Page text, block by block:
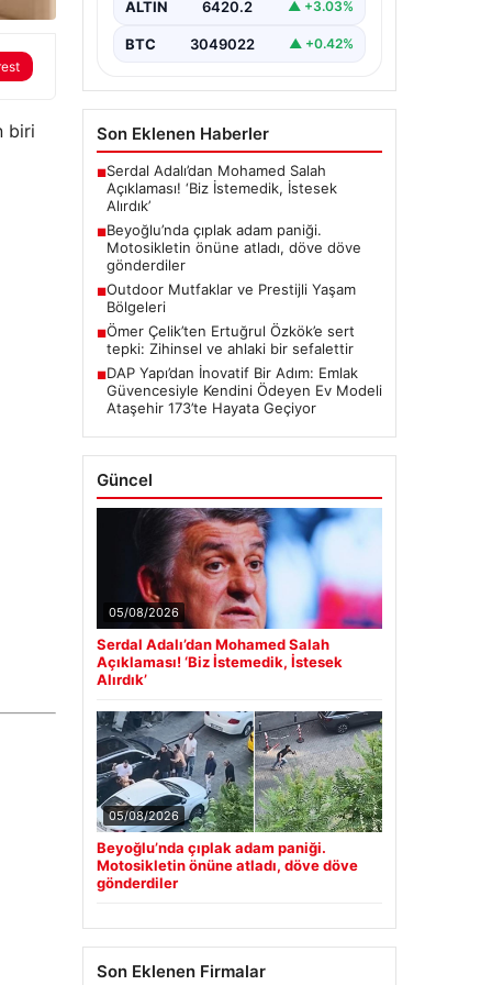
biri
Adamın Panik Yaratan Hareketleri
ilçesinde yaşanan…
ALTIN 6420.2 ▲ +3.03%
BTC 3049022 ▲ +0.42%
Son Eklenen Haberler
■Serdal Adalı’dan Mohamed Salah
Açıklaması! ‘Biz İstemedik, İstesek
Alırdık’
■Beyoğlu’nda çıplak adam paniği.
Motosikletin önüne atladı, döve döve
gönderdiler
■Outdoor Mutfaklar ve Prestijli Yaşam
Bölgeleri
■Ömer Çelik’ten Ertuğrul Özkök’e sert
tepki: Zihinsel ve ahlaki bir sefalettir
■DAP Yapı’dan İnovatif Bir Adım: Emlak
Güvencesiyle Kendini Ödeyen Ev Modeli
Ataşehir 173’te Hayata Geçiyor
Güncel
05/08/2026
Serdal Adalı’dan Mohamed Salah
Açıklaması! ‘Biz İstemedik, İstesek
Alırdık’
05/08/2026
Beyoğlu’nda çıplak adam paniği.
Motosikletin önüne atladı, döve döve
gönderdiler
Son Eklenen Firmalar